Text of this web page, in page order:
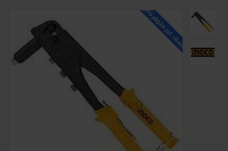
للاسف غير متوفر حاليا